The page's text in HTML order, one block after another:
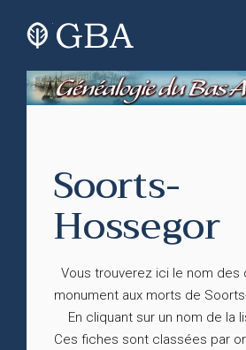
Soorts-
Hossegor
Vous trouverez ici le nom des
monument aux morts de
En cliquant sur un nom de la
Ces fiches sont classées par